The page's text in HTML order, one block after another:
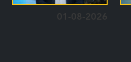
01-08-2026